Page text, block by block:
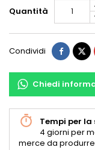
Quantità
Condividi
Chiedi
Tempi per la
4 giorni per
merce da produrre